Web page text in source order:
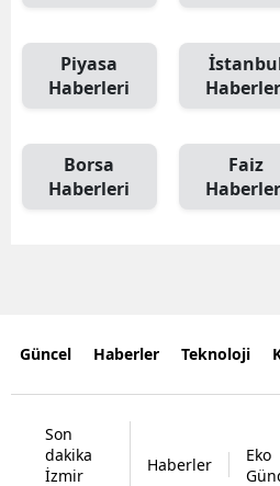
Piyasa
Haberleri
Borsa
Haberleri
Faiz
Güncel Haberler Teknoloji
Son
dakika
İzmir
Haberler
Eko